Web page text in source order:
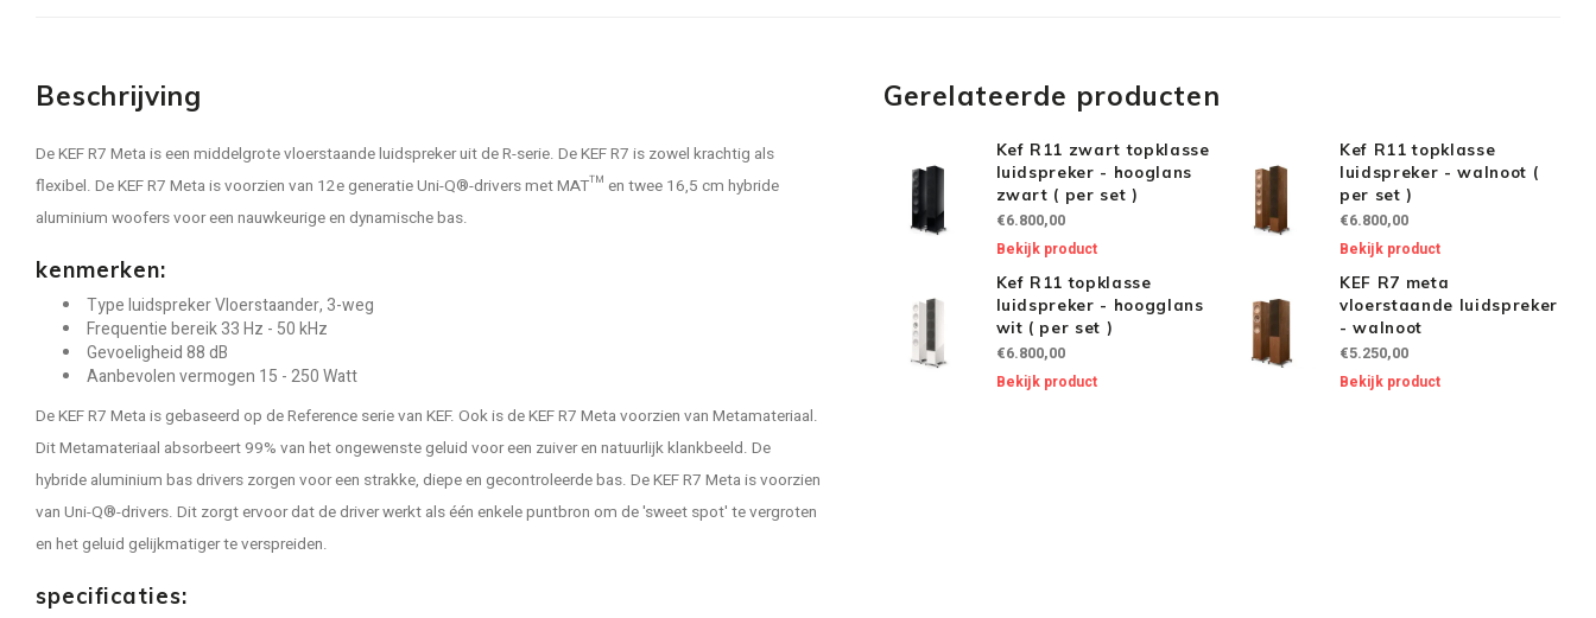
Beschrijving
De KEF R7 Meta is een middelgrote vloerstaande luidspreker uit de R-serie. De KEF R7 is zowel krachtig als
flexibel. De KEF R7 Meta is voorzien van 12e generatie Uni-Q®-drivers met MAT™ en twee 16,5 cm hybride
aluminium woofers voor een nauwkeurige en dynamische bas.
kenmerken:
Type luidspreker Vloerstaander, 3-weg
Frequentie bereik 33 Hz - 50 kHz
Gevoeligheid 88 dB
Aanbevolen vermogen 15 - 250 Watt
De KEF R7 Meta is gebaseerd op de Reference serie van KEF. Ook is de KEF R7 Meta voorzien van Metamateriaal.
Dit Metamateriaal absorbeert 99% van het ongewenste geluid voor een zuiver en natuurlijk klankbeeld. De
hybride aluminium bas drivers zorgen voor een strakke, diepe en gecontroleerde bas. De KEF R7 Meta is voorzien
van Uni-Q®-drivers. Dit zorgt ervoor dat de driver werkt als één enkele puntbron om de 'sweet spot' te vergroten
en het geluid gelijkmatiger te verspreiden.
specificaties:
Gerelateerde producten
Kef R11 zwart topklasse
luidspreker - hooglans
zwart ( per set )
€6.800,00
Bekijk product
Kef R11 topklasse
luidspreker - walnoot (
per set )
€6.800,00
Bekijk product
Kef R11 topklasse
luidspreker - hoogglans
wit ( per set )
€6.800,00
Bekijk product
KEF R7 meta
vloerstaande luidspreker
- walnoot
€5.250,00
Bekijk product